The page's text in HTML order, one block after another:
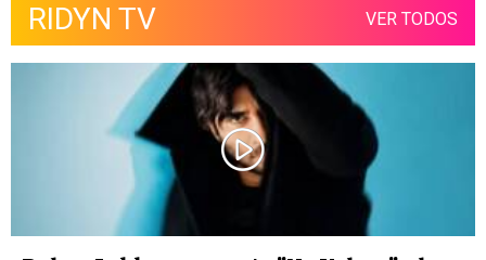
RIDYN TV VER TODOS